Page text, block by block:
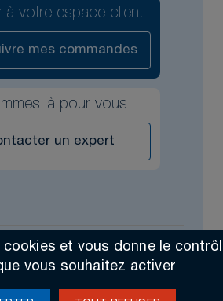
à votre espace client
mes commandes
là pour vous
un expert
et vous donne le
vous souhaitez activer